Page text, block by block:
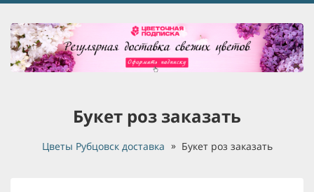
Букет роз заказать
Цветы Рубцовск доставка Букет роз заказать